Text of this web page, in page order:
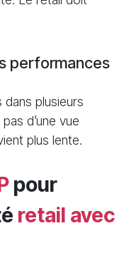
performances
plusieurs
d’une vue
plus lente.
pour
retail avec